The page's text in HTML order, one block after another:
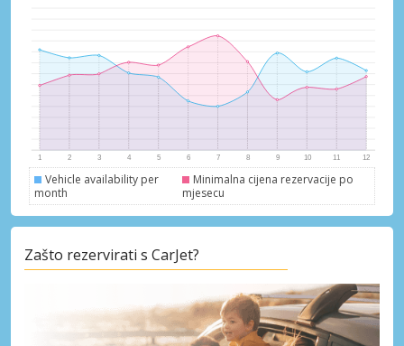
Pristupite ekskluzivnim ponudama naših
Vehicle availability per
month
Minimalna cijena rezervacije po
mjesecu
Zašto rezervirati s CarJet?